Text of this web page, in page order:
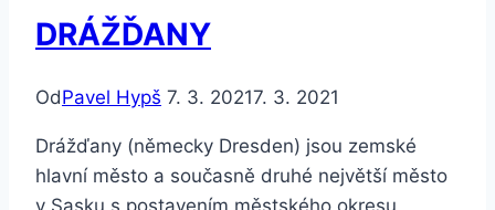
DRÁŽĎANY
OdPavel Hypš 7. 3. 20217. 3. 2021
Drážďany (německy Dresden) jsou zemské
hlavní město a současně druhé největší město